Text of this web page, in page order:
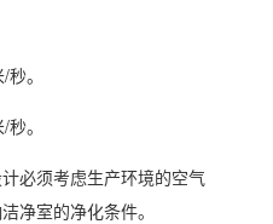
。
。
必须考虑生产环境的空气
净室的净化条件。